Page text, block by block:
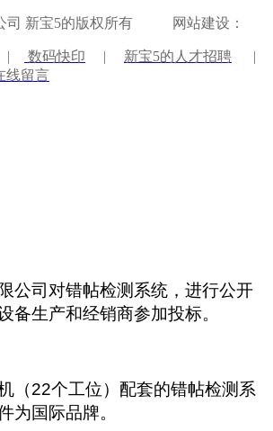
司 新宝5的版权所有 网站建设：
| 数码快印 | 新宝5的人才招聘 |
线留言
公司对错帖检测系统，进行公开
备生产和经销商参加投标。
（22个工位）配套的错帖检测系
为国际品牌。